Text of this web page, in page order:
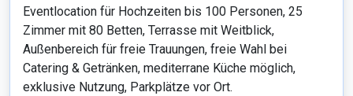
Eventlocation für Hochzeiten bis 100 Personen, 25
Zimmer mit 80 Betten, Terrasse mit Weitblick,
Außenbereich für freie Trauungen, freie Wahl bei
Catering & Getränken, mediterrane Küche möglich,
exklusive Nutzung, Parkplätze vor Ort.